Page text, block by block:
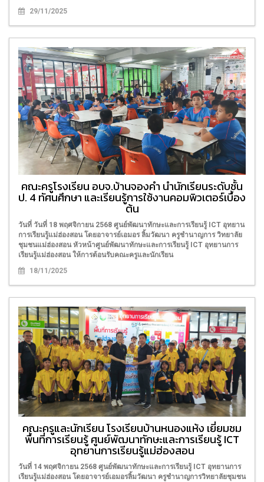
29/11/2025
คณะครูโรงเรียน อบจ.บ้านจองคำ นำนักเรียนระดับชั้น
ป. 4 ทัศนศึกษา และเรียนรู้การใช้งานคอมพิวเตอร์เบื้อง
ต้น
วันที่ วันที่ 18 พฤศจิกายน 2568 ศูนย์พัฒนาทักษะและการเรียนรู้ ICT อุทยาน
การเรียนรู้แม่ฮ่องสอน โดยอาจารย์เอมอร ลิ้มวัฒนา ครูชำนาญการ วิทยาลัย
ชุมชนแม่ฮ่องสอน หัวหน้าศูนย์พัฒนาทักษะและการเรียนรู้ ICT อุทยานการ
เรียนรู้แม่ฮ่องสอน ให้การต้อนรับคณะครูและนักเรียน
18/11/2025
คณะครูและนักเรียน โรงเรียนบ้านหนองแห้ง เยี่ยมชม
พื้นที่การเรียนรู้ ศูนย์พัฒนาทักษะและการเรียนรู้ ICT
อุทยานการเรียนรู้แม่ฮ่องสอน
วันที่ 14 พฤศจิกายน 2568 ศูนย์พัฒนาทักษะและการเรียนรู้ ICT อุทยานการ
เรียนรู้แม่ฮ่องสอน โดยอาจารย์เอมอรลิ้มวัฒนา ครูชำนาญการวิทยาลัยชุมชน